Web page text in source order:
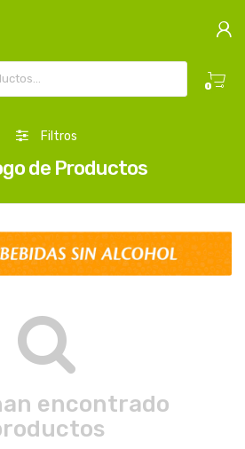
0
Filtros
de Productos
encontrado